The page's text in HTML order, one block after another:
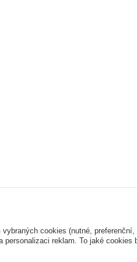
cookies (nutné,
reklam. To jaké